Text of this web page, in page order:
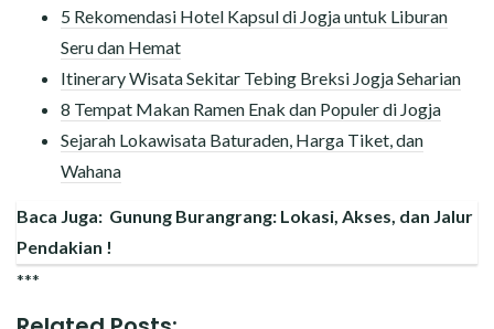
5 Rekomendasi Hotel Kapsul di Jogja untuk Liburan
Seru dan Hemat
Itinerary Wisata Sekitar Tebing Breksi Jogja Seharian
8 Tempat Makan Ramen Enak dan Populer di Jogja
Sejarah Lokawisata Baturaden, Harga Tiket, dan
Wahana
Baca Juga: Gunung Burangrang: Lokasi, Akses, dan Jalur
Pendakian !
***